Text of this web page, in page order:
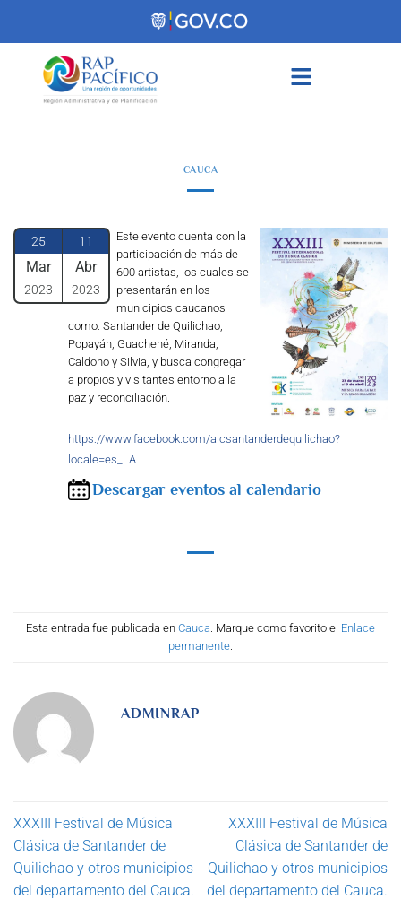
CAUCA
25
Mar
2023
11
Abr
2023
Este evento cuenta con la
participación de más de
600 artistas, los cuales se
presentarán en los
municipios caucanos
como: Santander de Quilichao,
Popayán, Guachené, Miranda,
Caldono y Silvia, y busca congregar
a propios y visitantes entorno a la
paz y reconciliación.
https://www.facebook.com/alcsantanderdequilichao?
locale=es_LA
Descargar eventos al calendario
Esta entrada fue publicada en Cauca . Marque como favorito el Enlace
permanente
ADMINRAP
XXXIII Festival de Música
Clásica de Santander de
Quilichao y otros municipios
del departamento del Cauca.
XXXIII Festival de Música
Clásica de Santander de
Quilichao y otros municipios
del departamento del Cauca.